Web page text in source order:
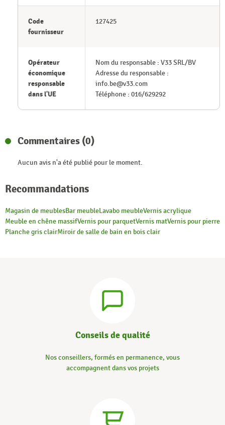
Code
fournisseur
127425
Opérateur
économique
responsable
dans l'UE
Nom du responsable : V33 SRL/BV
Adresse du responsable :
info.be@v33.com
Téléphone : 016/629292
Commentaires (0)
Aucun avis n'a été publié pour le moment.
Recommandations
Magasin de meublesBar meubleLavabo meubleVernis acrylique
Meuble en chêne massifVernis pour parquetVernis matVernis pour pierre
Planche gris clairMiroir de salle de bain en bois clair
Conseils de qualité
Nos conseillers, formés en permanence, vous
accompagnent dans vos projets